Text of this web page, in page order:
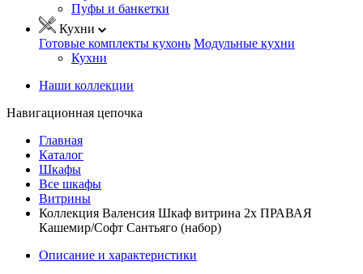
Пуфы и банкетки
Кухни
Готовые комплекты кухонь Модульные кухни
Кухни
Наши коллекции
Навигационная цепочка
Главная
Каталог
Шкафы
Все шкафы
Витрины
Коллекция Валенсия Шкаф витрина 2х ПРАВАЯ
Кашемир/Софт Сантьяго (набор)
Описание и характеристики